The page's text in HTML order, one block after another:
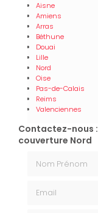
Aisne
Amiens
Arras
Béthune
Douai
Lille
Nord
Oise
Pas-de-Calais
Reims
Valenciennes
Contactez-nous
couverture Nord